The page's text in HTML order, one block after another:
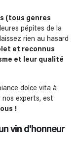
(tous genres
pépites de la
rien au hasard
et reconnus
et leur qualité
dolce vita à
nos experts, est
!
vin d'honneur